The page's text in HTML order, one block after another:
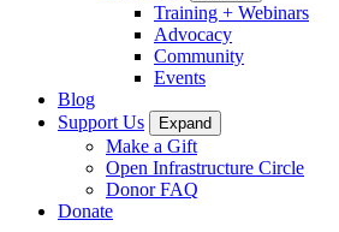
Training + Webinars
Advocacy
Community
Events
Blog
Support Us
Expand
Make a Gift
Open Infrastructure Circle
Donor FAQ
Donate